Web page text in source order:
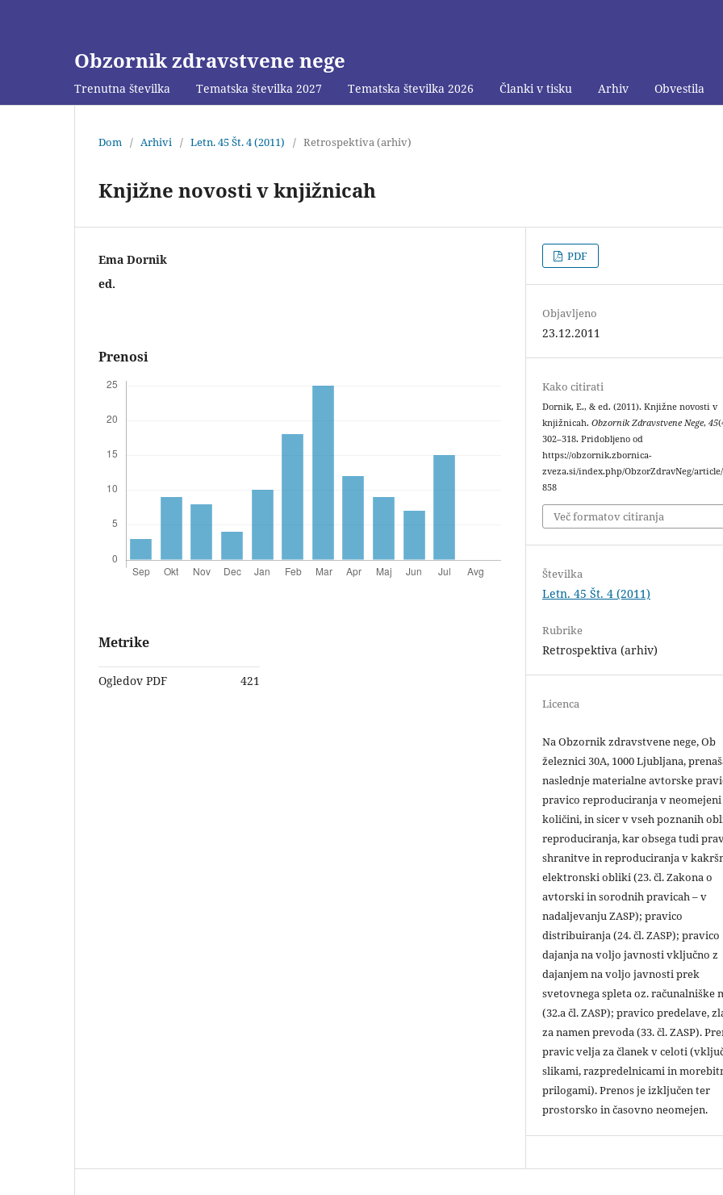
Obzornik zdravstvene nege
Trenutna številka Tematska številka 2027 Tematska številka 2026 Članki v tisku Arhiv Obvestila
Dom / Arhivi / Letn. 45 Št. 4 (2011) / Retrospektiva (arhiv)
Knjižne novosti v knjižnicah
Ema Dornik
ed.
Prenosi
Metrike
Ogledov PDF 421
PDF
Objavljeno
23.12.2011
Kako citirati
Dornik, E., & ed. (2011). Knjižne novosti v
knjižnicah.Obzornik Zdravstvene Nege,45
302–318. Pridobljeno od
https://obzornik.zbornica-
zveza.si/index.php/ObzorZdravNeg/
858
Več formatov citiranja
Številka
Letn. 45 Št. 4 (2011)
Rubrike
Retrospektiva (arhiv)
Licenca
Na Obzornik zdravstvene nege, Ob
železnici 30A, 1000 Ljubljana,
naslednje materialne avtorske
pravico reproduciranja v neomejeni
količini, in sicer v vseh poznanih
reproduciranja, kar obsega tudi
shranitve in reproduciranja v
elektronski obliki (23. čl. Zakona o
avtorski in sorodnih pravicah – v
nadaljevanju ZASP); pravico
distribuiranja (24. čl. ZASP); pravico
dajanja na voljo javnosti vključno z
dajanjem na voljo javnosti prek
svetovnega spleta oz. računalniške
(32.a čl. ZASP); pravico predelave,
za namen prevoda (33. čl. ZASP).
pravic velja za članek v celoti
slikami, razpredelnicami in
prilogami). Prenos je izključen ter
prostorsko in časovno neomejen.